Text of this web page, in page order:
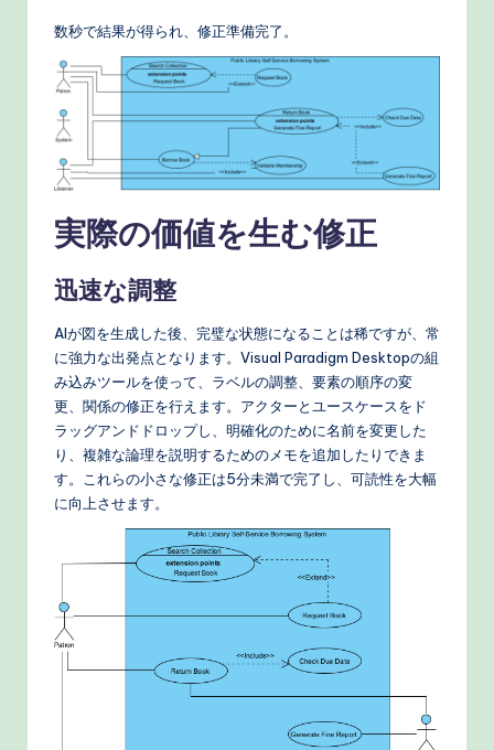
数秒で結果が得られ、修正準備完了。
実際の価値を生む修正
迅速な調整
AIが図を生成した後、完璧な状態になることは稀ですが、常
に強力な出発点となります。Visual Paradigm Desktopの組
み込みツールを使って、ラベルの調整、要素の順序の変
更、関係の修正を行えます。アクターとユースケースをド
ラッグアンドドロップし、明確化のために名前を変更した
り、複雑な論理を説明するためのメモを追加したりできま
す。これらの小さな修正は5分未満で完了し、可読性を大幅
に向上させます。